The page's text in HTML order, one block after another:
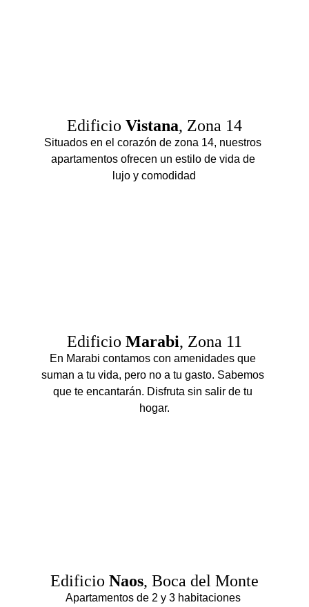
Edificio Vistana, Zona 14
Situados en el corazón de zona 14, nuestros
apartamentos ofrecen un estilo de vida de
lujo y comodidad
Edificio Marabi, Zona 11
En Marabi contamos con amenidades que
suman a tu vida, pero no a tu gasto. Sabemos
que te encantarán. Disfruta sin salir de tu
hogar.
Edificio Naos, Boca del Monte
Apartamentos de 2 y 3 habitaciones